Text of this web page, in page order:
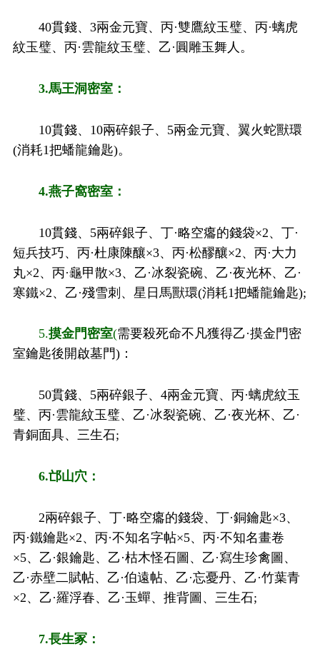
40貫錢、3兩金元寶、丙·雙鷹紋玉璧、丙·螭虎
紋玉璧、丙·雲龍紋玉璧、乙·圓雕玉舞人。
3.馬王洞密室：
10貫錢、10兩碎銀子、5兩金元寶、翼火蛇獸環
(消耗1把蟠龍鑰匙)。
4.燕子窩密室：
10貫錢、5兩碎銀子、丁·略空癟的錢袋×2、丁·
短兵技巧、丙·杜康陳釀×3、丙·松醪釀×2、丙·大力
丸×2、丙·龜甲散×3、乙·冰裂瓷碗、乙·夜光杯、乙·
寒鐵×2、乙·殘雪刺、星日馬獸環(消耗1把蟠龍鑰匙);
5.摸金門密室(需要殺死命不凡獲得乙·摸金門密
室鑰匙後開啟墓門)：
50貫錢、5兩碎銀子、4兩金元寶、丙·螭虎紋玉
璧、丙·雲龍紋玉璧、乙·冰裂瓷碗、乙·夜光杯、乙·
青銅面具、三生石;
6.邙山穴：
2兩碎銀子、丁·略空癟的錢袋、丁·銅鑰匙×3、
丙·鐵鑰匙×2、丙·不知名字帖×5、丙·不知名畫卷
×5、乙·銀鑰匙、乙·枯木怪石圖、乙·寫生珍禽圖、
乙·赤壁二賦帖、乙·伯遠帖、乙·忘憂丹、乙·竹葉青
×2、乙·羅浮春、乙·玉蟬、推背圖、三生石;
7.長生冢：